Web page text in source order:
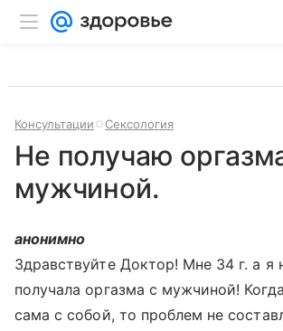
Консультации Сексология
Не получаю
мужчиной.
анонимно
Здравствуйте Доктор! Мне 34 г. а я
получала оргазма с мужчиной!
сама с собой, то проблем не